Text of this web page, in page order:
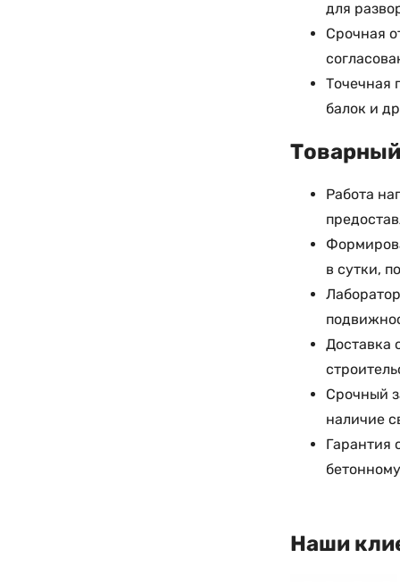
для
Срочная
Точечная
балок и
Работа
в сутки,
Доставка
Срочный
наличие
Гарантия
Наши